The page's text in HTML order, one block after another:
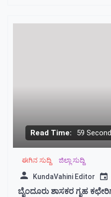
Read Time: 59 Second
ಈಗಿನ ಸುದ್ದಿ ಜಿಲ್ಲಾ ಸುದ್ದಿ
KundaVahini Editor
ಬೈಂದೂರು ಶಾಸಕರ ಗೃಹ